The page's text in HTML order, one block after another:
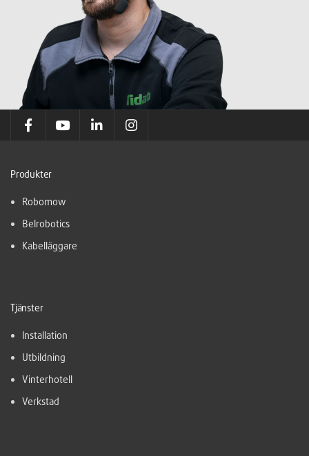
Produkter
Robomow
Belrobotics
Kabelläggare
Tjänster
Installation
Utbildning
Vinterhotell
Verkstad